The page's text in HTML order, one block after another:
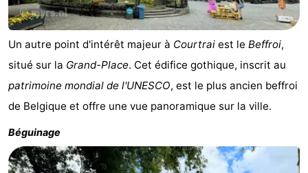
Un autre point d'intérêt majeur à Courtrai est le Beffroi,
situé sur la Grand-Place. Cet édifice gothique, inscrit au
patrimoine mondial de l'UNESCO, est le plus ancien beffroi
de Belgique et offre une vue panoramique sur la ville.
Béguinage